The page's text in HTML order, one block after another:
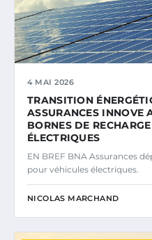
4 MAI 2026
TRANSITION
ASSURANCES INNOVE
BORNES DE
ÉLECTRIQUES
EN BREF BNA Assurances
pour véhicules électriques.
NICOLAS MARCHAND